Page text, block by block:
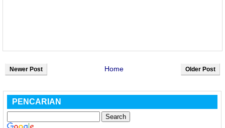
Newer Post Older Post
Home
PENCARIAN